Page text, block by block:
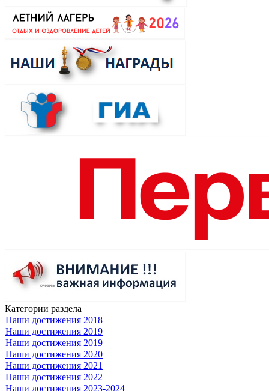
Категории раздела
Наши достижения 2018
Наши достижения 2019
Наши достижения 2019
Наши достижения 2020
Наши достижения 2021
Наши достижения 2022
Наши достижения 2023-2024